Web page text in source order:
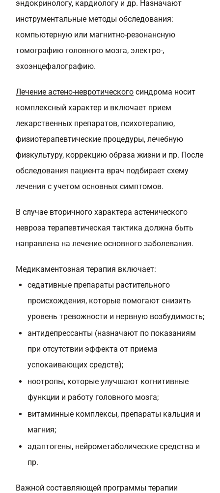
эндокринологу, кардиологу и др. Назначают
инструментальные методы обследования:
компьютерную или магнитно-резонансную
томографию головного мозга, электро-,
эхоэнцефалографию.
Лечение астено-невротического синдрома носит
комплексный характер и включает прием
лекарственных препаратов, психотерапию,
физиотерапевтические процедуры, лечебную
физкультуру, коррекцию образа жизни и пр. После
обследования пациента врач подбирает схему
лечения с учетом основных симптомов.
В случае вторичного характера астенического
невроза терапевтическая тактика должна быть
направлена на лечение основного заболевания.
Медикаментозная терапия включает:
седативные препараты растительного
происхождения, которые помогают снизить
уровень тревожности и нервную возбудимость;
антидепрессанты (назначают по показаниям
при отсутствии эффекта от приема
успокаивающих средств);
ноотропы, которые улучшают когнитивные
функции и работу головного мозга;
витаминные комплексы, препараты кальция и
магния;
адаптогены, нейрометаболические средства и
пр.
Важной составляющей программы терапии